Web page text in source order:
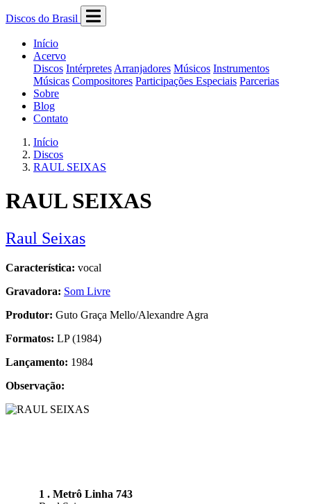
Discos do Brasil
Início
Acervo
Discos Intérpretes Arranjadores Músicos Instrumentos
Músicas Compositores Participações Especiais Parcerias
Sobre
Blog
Contato
Início
Discos
RAUL SEIXAS
RAUL SEIXAS
Raul Seixas
Característica: vocal
Gravadora: Som Livre
Produtor: Guto Graça Mello/Alexandre Agra
Formatos: LP (1984)
Lançamento: 1984
Observação:
1 . Metrô Linha 743